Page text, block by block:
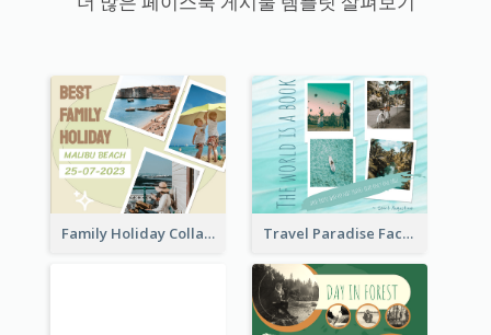
Family Holiday Collage Facebook Post Travel Paradise Facebook Post